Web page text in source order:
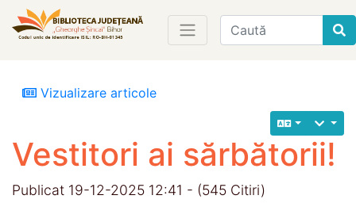
Find
Vizualizare articole
Vestitori ai sărbătorii!
Publicat 19-12-2025 12:41 - (545 Citiri)